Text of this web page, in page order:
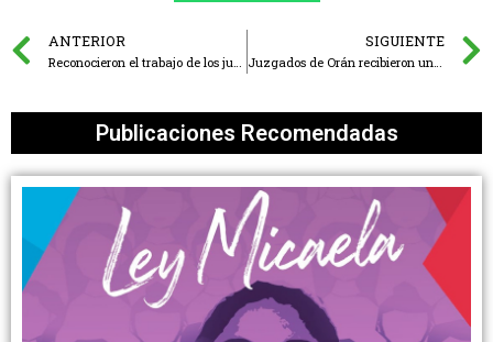
ANTERIOR
Reconocieron el trabajo de los juzgados de garantía y de las diferentes salas del Tribunal de Juicio
SIGUIENTE
Juzgados de Orán recibieron un reconocimiento de la Oficina de la Mujer
Publicaciones Recomendadas